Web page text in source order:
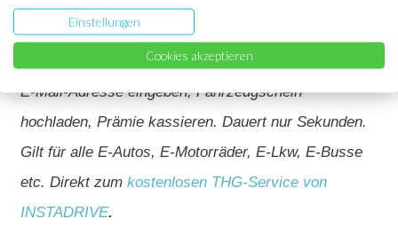
Prämie 2026wissen musst
E-Mail-Adresse eingeben, Fahrzeugschein
hochladen, Prämie kassieren. Dauert nur Sekunden.
Gilt für alle E-Autos, E-Motorräder, E-Lkw, E-Busse
etc. Direkt zum kostenlosen THG-Service von
INSTADRIVE.
Einstellungen
Cookies akzeptieren